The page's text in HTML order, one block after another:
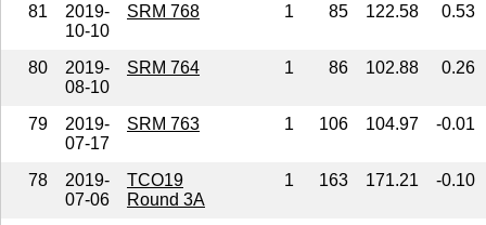
81
2019-
10-10
SRM 768 1 85 122.58 0.53
80
2019-
08-10
SRM 764 1 86 102.88 0.26
79
2019-
07-17
SRM 763 1 106 104.97 -0.01
78
2019-
07-06
TCO19
Round 3A
1 163 171.21 -0.10